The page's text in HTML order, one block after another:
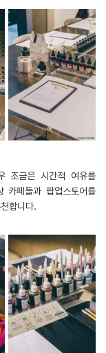
조금은 시간적 여유를
카페들과 팝업스토어를
합니다.